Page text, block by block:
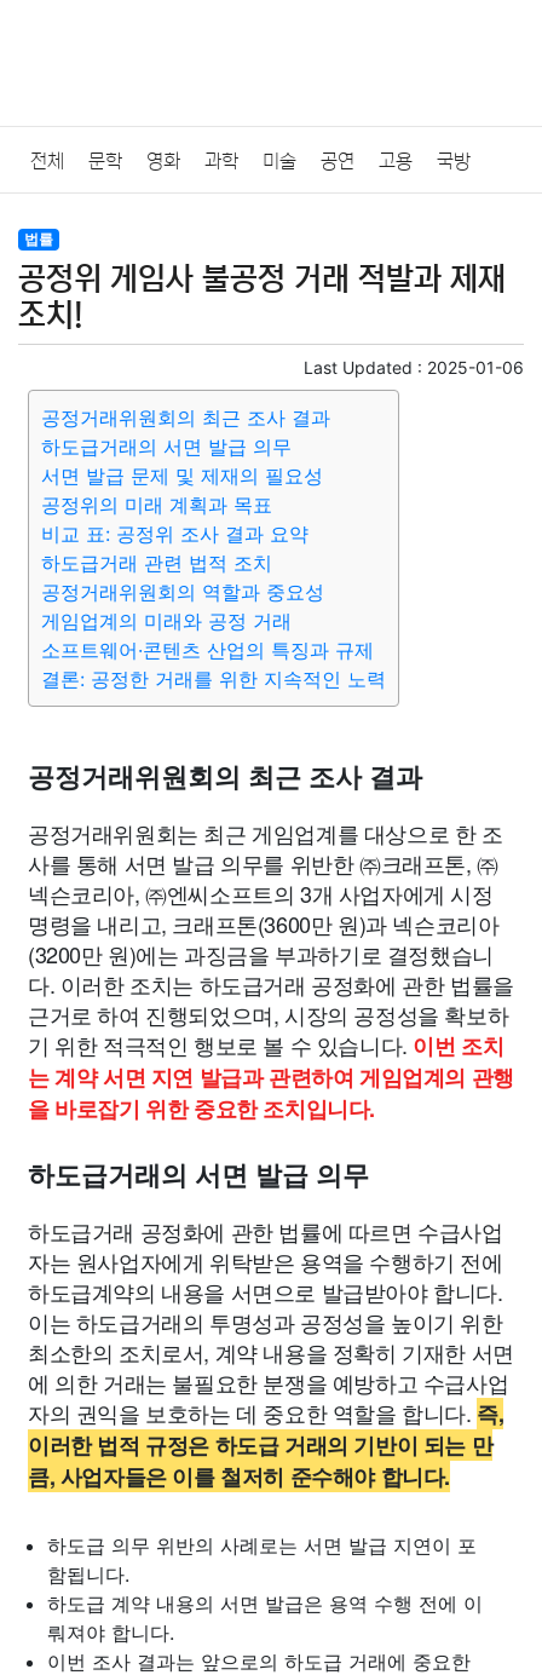
전체 문학 영화 과학 미술 공연 고용 국방
법률
질병 가요 방송 일상 주식 암호화폐 블록체인
미용 증권 인테리어
요리 상품리뷰 원예 금융 게임
대출 자동차 취미 여행 맛집
종교 사회 정치 건강 의료
부동산 외국어 교육 교통
법률
공정위 게임사 불공정 거래 적발과 제재
조치!
Last Updated : 2025-01-06
공정거래위원회의 최근 조사 결과
하도급거래의 서면 발급 의무
서면 발급 문제 및 제재의 필요성
공정위의 미래 계획과 목표
비교 표: 공정위 조사 결과 요약
하도급거래 관련 법적 조치
공정거래위원회의 역할과 중요성
게임업계의 미래와 공정 거래
소프트웨어·콘텐츠 산업의 특징과 규제
결론: 공정한 거래를 위한 지속적인 노력
공정거래위원회의 최근 조사 결과
공정거래위원회는 최근 게임업계를 대상으로 한 조
사를 통해 서면 발급 의무를 위반한 ㈜크래프톤, ㈜
넥슨코리아, ㈜엔씨소프트의 3개 사업자에게 시정
명령을 내리고, 크래프톤(3600만 원)과 넥슨코리아
(3200만 원)에는 과징금을 부과하기로 결정했습니
다. 이러한 조치는 하도급거래 공정화에 관한 법률을
근거로 하여 진행되었으며, 시장의 공정성을 확보하
기 위한 적극적인 행보로 볼 수 있습니다. 이번 조치
는 계약 서면 지연 발급과 관련하여 게임업계의 관행
을 바로잡기 위한 중요한 조치입니다.
하도급거래의 서면 발급 의무
하도급거래 공정화에 관한 법률에 따르면 수급사업
자는 원사업자에게 위탁받은 용역을 수행하기 전에
하도급계약의 내용을 서면으로 발급받아야 합니다.
이는 하도급거래의 투명성과 공정성을 높이기 위한
최소한의 조치로서, 계약 내용을 정확히 기재한 서면
에 의한 거래는 불필요한 분쟁을 예방하고 수급사업
자의 권익을 보호하는 데 중요한 역할을 합니다. 즉,
이러한 법적 규정은 하도급 거래의 기반이 되는 만
큼, 사업자들은 이를 철저히 준수해야 합니다.
하도급 의무 위반의 사례로는 서면 발급 지연이 포
함됩니다.
하도급 계약 내용의 서면 발급은 용역 수행 전에 이
뤄져야 합니다.
이번 조사 결과는 앞으로의 하도급 거래에 중요한